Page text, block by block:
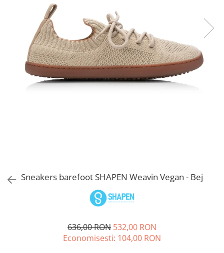
Șosete-pantofi
Reduceri
Sneakers barefoot SHAPEN Weavin Vegan - Bej
636,00 RON 532,00 RON
Economisesti: 104,00 RON